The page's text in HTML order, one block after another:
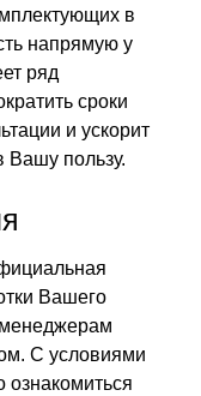
в
напрямую у
ряд
сроки
и ускорит
Вашу пользу.
Вашего
менеджерам
С условиями
ознакомиться